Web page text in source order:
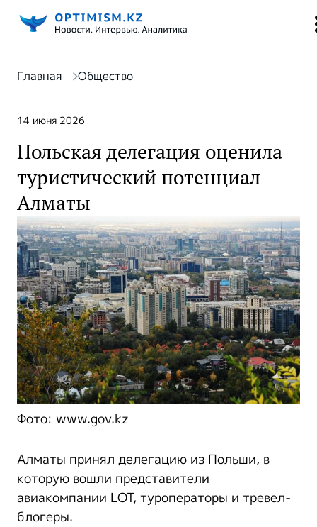
Главная Общество
14 июня 2026
Польская делегация оценила
туристический потенциал
Алматы
Фото: www.gov.kz
Алматы принял делегацию из Польши, в
которую вошли представители
авиакомпании LOT, туроператоры и тревел-
блогеры.